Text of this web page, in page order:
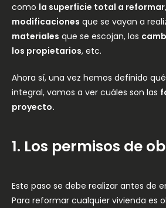
como la superficie total a reformar
modificaciones que se vayan a
materiales que se escojan, los
los propietarios, etc.
Ahora sí, una vez hemos definido
integral, vamos a ver cuáles son las
proyecto.
1. Los permisos de
Este paso se debe realizar antes de
Para reformar cualquier vivienda es